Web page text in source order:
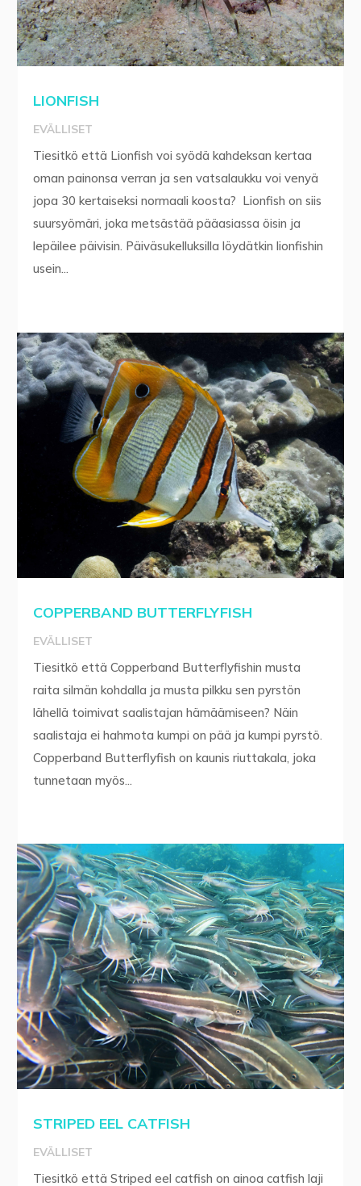
LIONFISH
EVÄLLISET
Tiesitkö että Lionfish voi syödä kahdeksan kertaa
oman painonsa verran ja sen vatsalaukku voi venyä
jopa 30 kertaiseksi normaali koosta? Lionfish on siis
suursyömäri, joka metsästää pääasiassa öisin ja
lepäilee päivisin. Päiväsukelluksilla löydätkin lionfishin
usein...
COPPERBAND BUTTERFLYFISH
EVÄLLISET
Tiesitkö että Copperband Butterflyfishin musta
raita silmän kohdalla ja musta pilkku sen pyrstön
lähellä toimivat saalistajan hämäämiseen? Näin
saalistaja ei hahmota kumpi on pää ja kumpi pyrstö.
Copperband Butterflyfish on kaunis riuttakala, joka
tunnetaan myös...
STRIPED EEL CATFISH
EVÄLLISET
Tiesitkö että Striped eel catfish on ainoa catfish laji